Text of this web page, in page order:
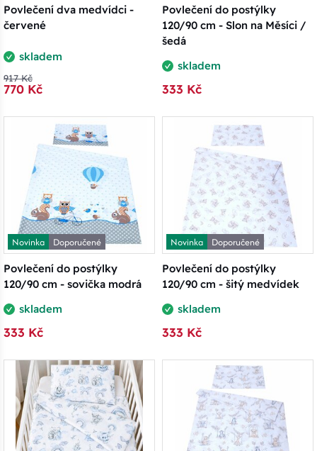
Povlečení dva medvídci -
červené
skladem
917 Kč
770 Kč
Povlečení do postýlky
120/90 cm - Slon na Měsíci /
šedá
skladem
333 Kč
Novinka
Doporučené
Povlečení do postýlky
120/90 cm - sovička modrá
skladem
333 Kč
Novinka
Doporučené
Povlečení do postýlky
120/90 cm - šitý medvídek
skladem
333 Kč